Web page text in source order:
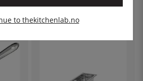
549 kr
to thekitchenlab.no